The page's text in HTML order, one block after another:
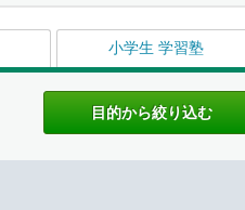
小学生 学習塾